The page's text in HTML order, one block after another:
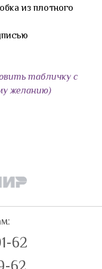
из плотного
табличку с
желанию)
62
62